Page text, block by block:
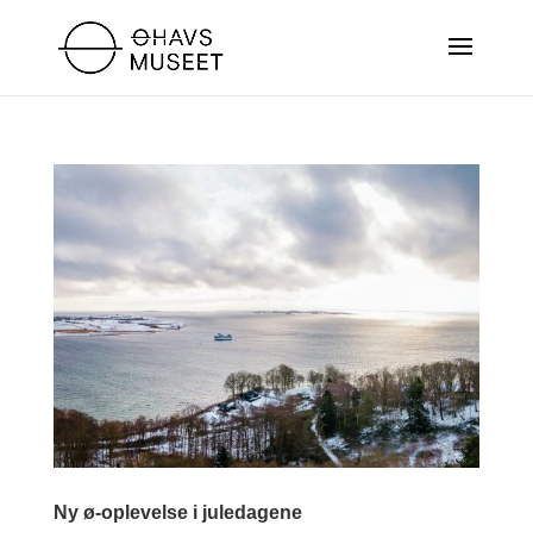
Ny ø-oplevelse i juledagene